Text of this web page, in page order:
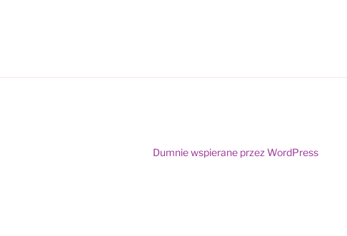
Dumnie wspierane przez WordPress